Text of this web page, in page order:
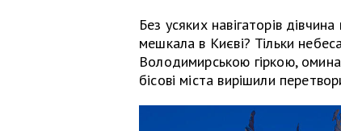
Без усяких навігаторів
мешкала в Києві? Тільки
Володимирською гіркою,
бісові міста вирішили